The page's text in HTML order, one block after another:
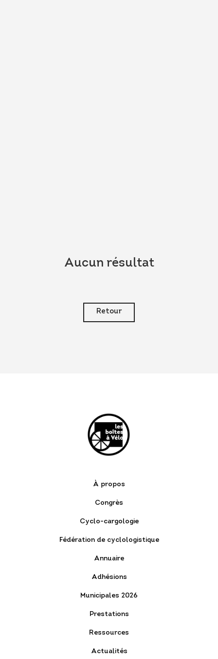
Aucun résultat
Retour
À propos
Congrès
Cyclo-cargologie
Fédération de cyclologistique
Annuaire
Adhésions
Municipales 2026
Prestations
Ressources
Actualités